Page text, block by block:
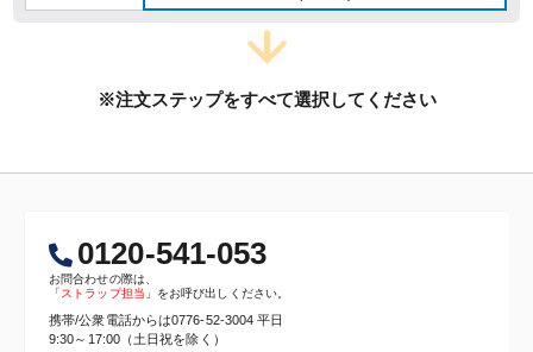
※注文ステップをすべて選択してください
0120-541-053
お問合わせの際は、
「ストラップ担当 」をお呼び出しください。
携帯/公衆電話からは0776-52-3004 平日
9:30～17:00（土日祝を除く）